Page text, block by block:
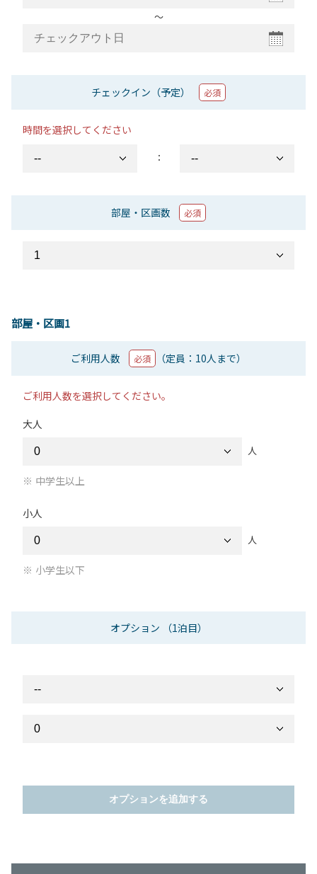
〜
チェックイン（予定） 必須
時間を選択してください
：
部屋・区画数 必須
部屋・区画1
ご利用人数 必須 （定員：10人まで）
ご利用人数を選択してください。
大人
人
中学生以上
小人
人
小学生以下
オプション （1泊目）
オプションを追加する